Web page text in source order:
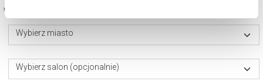
Zarządzaj preferencjami. W każdej chwili możesz
dokonać zmiany wybranych przez Ciebie plików cookie.
Wybierz miasto lub salon
Wybierz miasto
Wybierz salon (opcjonalnie)